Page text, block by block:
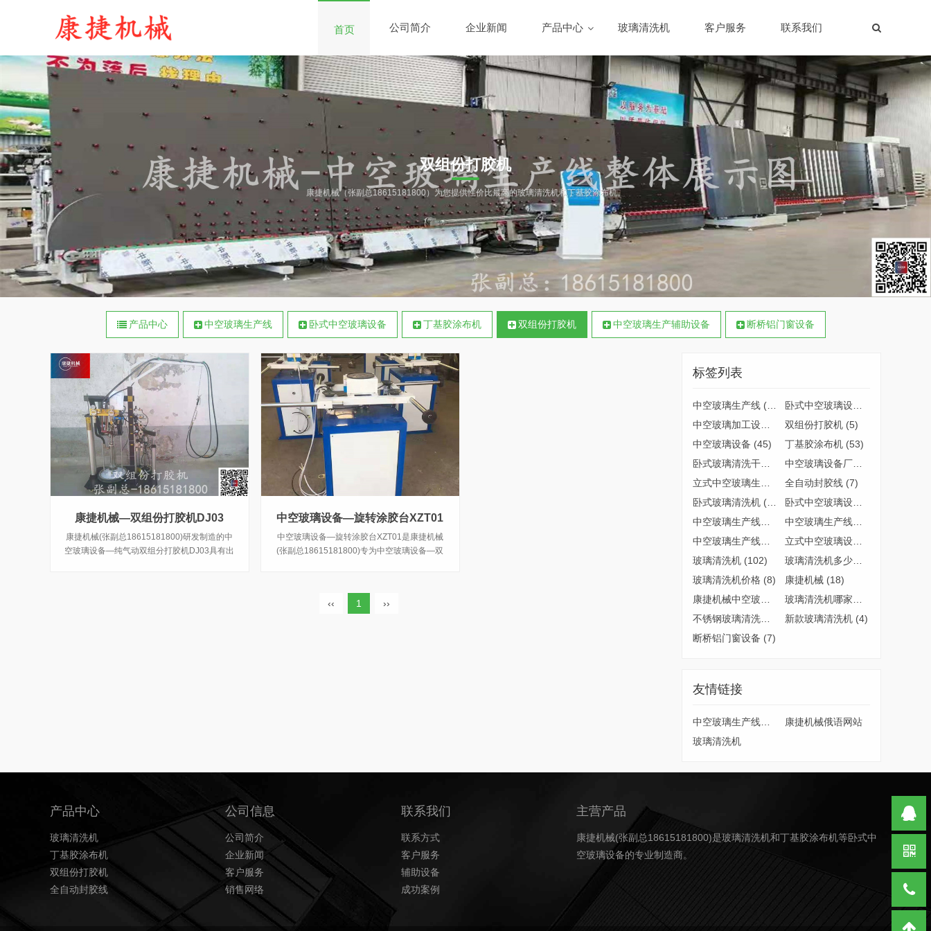
首页 公司简介 企业新闻 产品中心 玻璃清洗机 客户服务 联系我们
双组份打胶机
康捷机械（张副总18615181800）为您提供性价比最高的玻璃清洗机和丁基胶涂布机。
产品中心 中空玻璃生产线 卧式中空玻璃设备 丁基胶涂布机 双组份打胶机 中空玻璃生产辅助设备 断桥铝门窗设备
康捷机械—双组份打胶机DJ03
康捷机械(张副总18615181800)研发制造的中
空玻璃设备—纯气动双组分打胶机DJ03具有出
中空玻璃设备—旋转涂胶台XZT01
中空玻璃设备—旋转涂胶台XZT01是康捷机械
(张副总18615181800)专为中空玻璃设备—双
配合使用，打胶效率明显提高。
‹‹ 1 ››
标签列表
中空玻璃生产线(89)
中空玻璃加工设备
(4)双组份打胶机 (5)
中空玻璃设备 (45) 丁基胶涂布机 (53)
卧式玻璃清洗干燥机
(5)
(6)
全自动封胶线 (7)
卧式玻璃清洗机(22)
中空玻璃生产线哪家好
(11)
中空玻璃生产线厂家
(8)
玻璃清洗机(102)
玻璃清洗机价格 (8) 康捷机械 (18)
(5)
不锈钢玻璃清洗机
新款玻璃清洗机 (4)
断桥铝门窗设备 (7)
友情链接
中空玻璃生产线厂家
康捷机械俄语网站
玻璃清洗机
产品中心
玻璃清洗机
丁基胶涂布机
双组份打胶机
全自动封胶线
公司信息
公司简介
企业新闻
客户服务
销售网络
联系我们
联系方式
客户服务
辅助设备
成功案例
主营产品
康捷机械(张副总18615181800)是玻璃清洗机和丁基胶涂布机等卧式中
空玻璃设备的专业制造商。